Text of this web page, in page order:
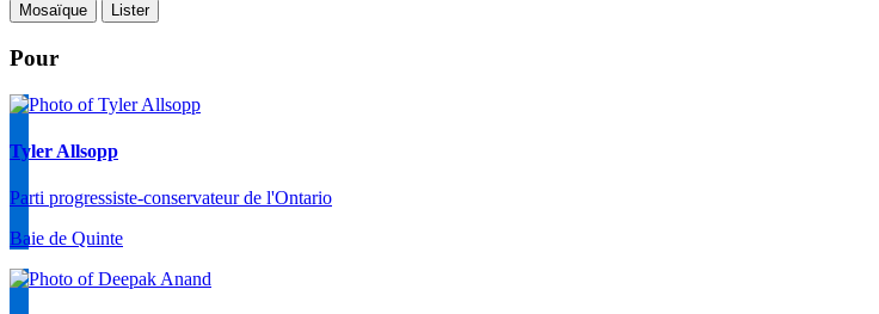
Mosaïque Lister
Pour
Tyler Allsopp
Parti progressiste-conservateur de l'Ontario
Baie de Quinte